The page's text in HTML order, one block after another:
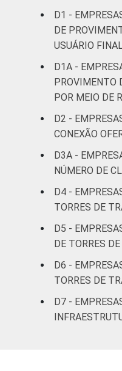
NÚMERO
CLIENTES
PORTE DO
PROVEDOR
D1 -
DE
USUÁRIO
D1A -
PROVIMENTO
POR MEIO DE
D2 -
CONEXÃO
D3A -
NÚMERO DE
D4 -
TORRES DE
D5 -
DE TORRES
D6 -
TORRES DE
D7 -